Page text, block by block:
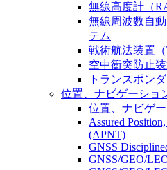
無線高度計（
無線周波数自
テム
戦術航法装置（
空中衝突防止装
トランスポン
位置、ナビゲーショ
位置、ナビゲ
Assured
(APNT)
GNSS
GNSS/GEO/